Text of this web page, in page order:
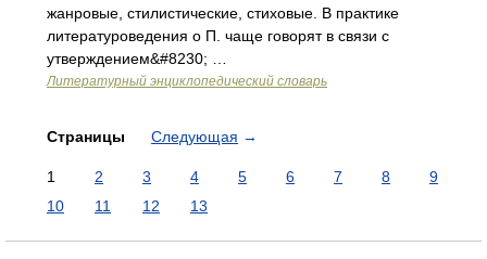
жанровые, стилистические, стиховые. В практике
литературоведения о П. чаще говорят в связи с
утверждением&#8230; …
Литературный энциклопедический словарь
Страницы Следующая →
1 2 3 4 5 6 7 8
9
10
11 12 13